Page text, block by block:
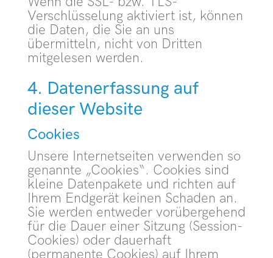
Verschlüsselung aktiviert ist, können
die Daten, die Sie an uns
übermitteln, nicht von Dritten
mitgelesen werden.
4. Datenerfassung auf
dieser Website
Cookies
Unsere Internetseiten verwenden so
genannte „Cookies“. Cookies sind
kleine Datenpakete und richten auf
Ihrem Endgerät keinen Schaden an.
Sie werden entweder vorübergehend
für die Dauer einer Sitzung (Session-
Cookies) oder dauerhaft
(permanente Cookies) auf Ihrem